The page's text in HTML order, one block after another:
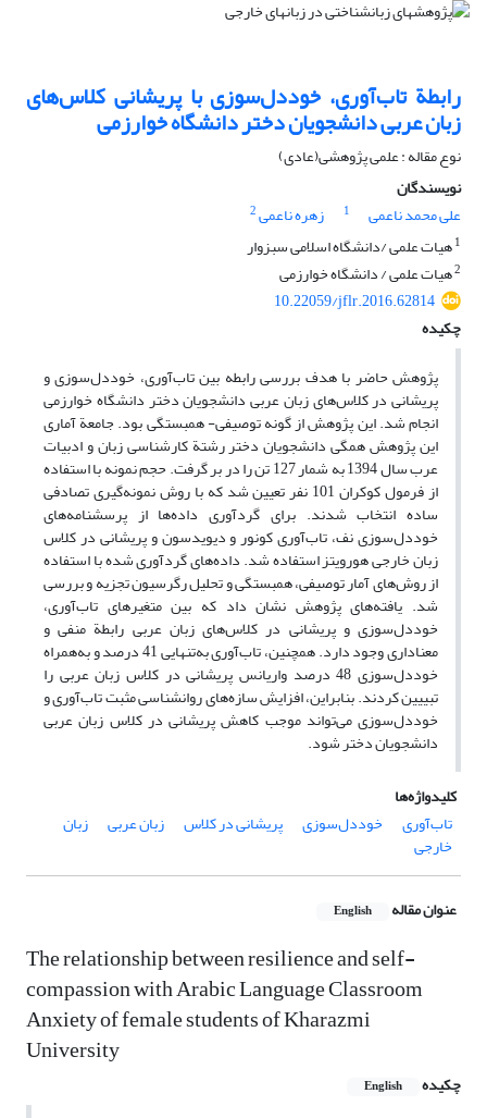
رابطة تاب‌آوری، خوددل‌سوزی با پریشانی کلاس‌های
زبان عربی دانشجویان دختر دانشگاه خوارزمی
نوع مقاله : علمی پژوهشی(عادی)
نویسندگان
علی محمد ناعمی
1 زهره ناعمی2
1هیات علمی /دانشگاه اسلامی سبزوار
2هیات علمی / دانشگاه خوارزمی
10.22059/jflr.2016.62814
چکیده
پژوهش حاضر با هدف بررسی رابطه بین تاب‌آوری، خوددل‌سوزی و
پریشانی در کلاس‌های زبان عربی دانشجویان دختر دانشگاه خوارزمی
انجام شد. این پژوهش از گونه توصیفی- همبستگی بود. جامعة آماری
این پژوهش همگی دانشجویان دختر رشتة کارشناسی زبان و ادبیات
عرب سال 1394 به شمار 127 تن را در بر گرفت. حجم نمونه با استفاده
از فرمول کوکران 101 نفر تعیین شد که با روش نمونه‌گیری تصادفی
ساده انتخاب شدند. برای گردآوری داده‌ها از پرسشنامه‌های
خوددل‌سوزی نف، تاب‌آوری کونور و دیویدسون و پریشانی در کلاس
زبان خارجی هورویتز استفاده شد. داده‌های گردآوری شده با استفاده
از روش‌های آمار توصیفی، همبستگی و تحلیل رگرسیون تجزیه و بررسی
شد. یافته‌های پژوهش نشان داد که بین متغیرهای تاب‌آوری،
خوددل‌سوزی و پریشانی در کلاس‌های زبان عربی رابطة منفی و
معناداری وجود دارد. همچنین، تاب‌آوری به‌تنهایی 41 درصد و به‌همراه
خوددل‌‌سوزی 48 درصد واریانس پریشانی در کلاس زبان عربی را
تبییین کردند. بنابراین، افزایش سازه‌های روانشناسی مثبت تاب‌آوری و
خوددل‌سوزی می‌تواند موجب کاهش پریشانی در کلاس زبان عربی
دانشجویان دختر شود.
کلیدواژه‌ها
تاب‌آوری
خوددل‌سوزی پریشانی در کلاس زبان عربی زبان
خارجی
عنوان مقاله English
The relationship between resilience and self-
compassion with Arabic Language Classroom
Anxiety of female students of Kharazmi
University
چکیده English